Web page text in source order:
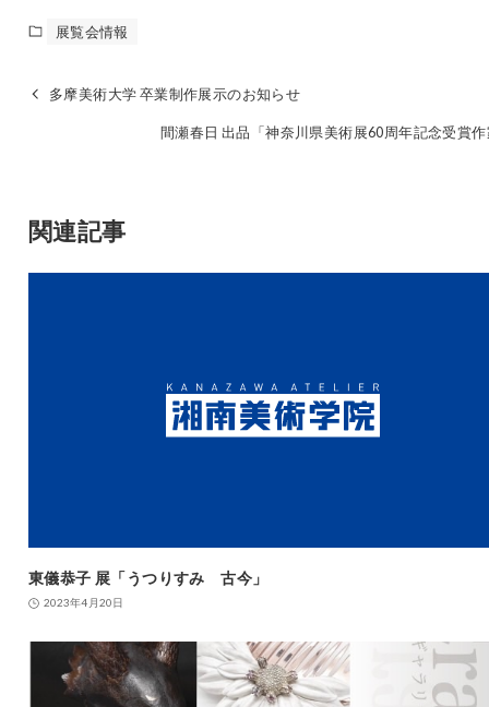
展覧会情報
多摩美術大学 卒業制作展示のお知らせ
間瀬春日 出品「神奈川県美術展60周年記念受賞
関連記事
東儀恭子 展「うつりすみ 古今」
2023年4月20日